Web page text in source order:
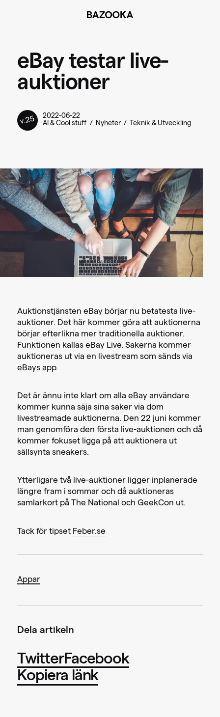
BAZOOKA
eBay testar live-
auktioner
v.25
2022-06-22
AI & Cool stuff
Nyheter Teknik & Utveckling
Auktionstjänsten eBay börjar nu betatesta live-
auktioner. Det här kommer göra att auktionerna
börjar efterlikna mer traditionella auktioner.
Funktionen kallas eBay Live. Sakerna kommer
auktioneras ut via en livestream som sänds via
eBays app.
Det är ännu inte klart om alla eBay användare
kommer kunna säja sina saker via dom
livestreamade auktionerna. Den 22 juni kommer
man genomföra den första live-auktionen och då
kommer fokuset ligga på att auktionera ut
sällsynta sneakers.
Ytterligare två live-auktioner ligger inplanerade
längre fram i sommar och då auktioneras
samlarkort på The National och GeekCon ut.
Tack för tipset Feber.se
Appar
Dela artikeln
TwitterFacebook
Kopiera länk